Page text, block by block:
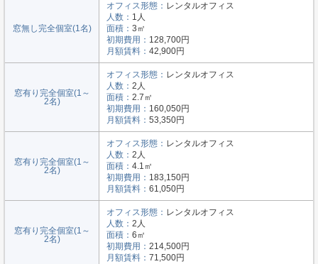
窓無し完全個室(1名)
オフィス形態： レンタルオフィス
人数： 1人
面積： 3㎡
初期費用： 128,700円
月額賃料： 42,900円
窓有り完全個室(1～
2名)
オフィス形態： レンタルオフィス
人数： 2人
面積： 2.7㎡
初期費用： 160,050円
月額賃料： 53,350円
窓有り完全個室(1～
2名)
オフィス形態： レンタルオフィス
人数： 2人
面積： 4.1㎡
初期費用： 183,150円
月額賃料： 61,050円
窓有り完全個室(1～
2名)
オフィス形態： レンタルオフィス
人数： 2人
面積： 6㎡
初期費用： 214,500円
月額賃料： 71,500円